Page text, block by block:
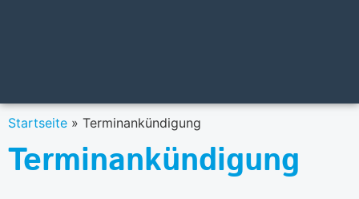
Startseite » Terminankündigung
Terminankündigung